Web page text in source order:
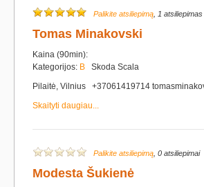
Palikite atsiliepimą , 1 atsiliepimas
Tomas Minakovski
Kaina (90min):
Kategorijos: B Skoda Scala
Pilaitė, Vilnius +37061419714
Skaityti daugiau...
Palikite atsiliepimą , 0 atsiliepimai
Modesta Šukienė